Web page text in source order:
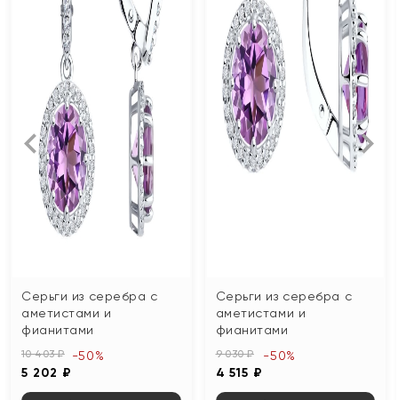
Серьги из серебра с
аметистами и
фианитами
10 403 ₽
5 202 ₽
-50%
Серьги из серебра с
аметистами и
фианитами
9 030 ₽
4 515 ₽
-50%